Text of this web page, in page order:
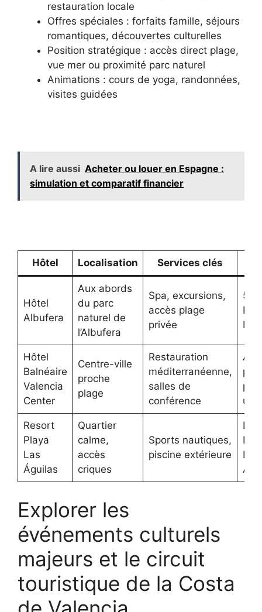
restauration locale
Offres spéciales : forfaits famille, séjours
romantiques, découvertes culturelles
Position stratégique : accès direct plage,
vue mer ou proximité parc naturel
Animations : cours de yoga, randonnées,
visites guidées
A lire aussi Acheter ou louer en Espagne :
simulation et comparatif financier
Hôtel Localisation Services clés
Hôtel
Albufera
Aux abords
du parc
naturel de
l’Albufera
Spa, excursions,
accès plage
privée
5
Hôtel
Balnéaire
Valencia
Center
Centre-ville
proche
plage
Restauration
méditerranéenne,
salles de
conférence
À
Resort
Playa
Las
Águilas
Quartier
calme,
accès
criques
Sports nautiques,
piscine extérieure
Las
Explorer les
événements culturels
majeurs et le circuit
touristique de la Costa